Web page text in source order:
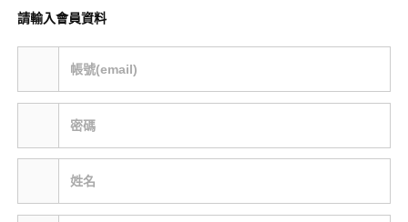
請輸入會員資料
帳號(email)
密碼
姓名